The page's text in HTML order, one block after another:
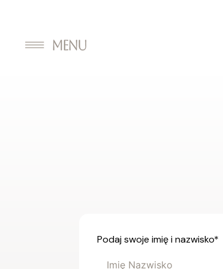
Podaj swoje imię i nazwisko*